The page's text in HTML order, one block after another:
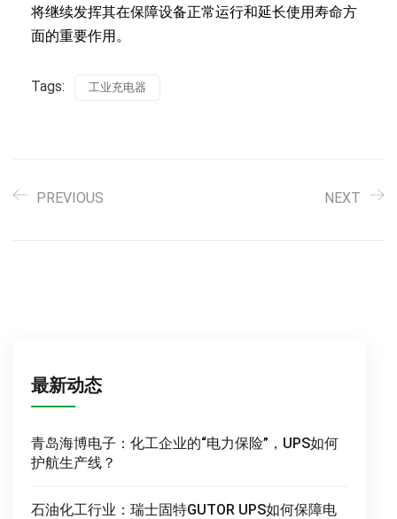
将继续发挥其在保障设备正常运行和延长使用寿命方
面的重要作用。
Tags: 工业充电器
PREVIOUS NEXT
最新动态
青岛海博电子：化工企业的“电力保险”，UPS如何
护航生产线？
石油化工行业：瑞士固特GUTOR UPS如何保障电